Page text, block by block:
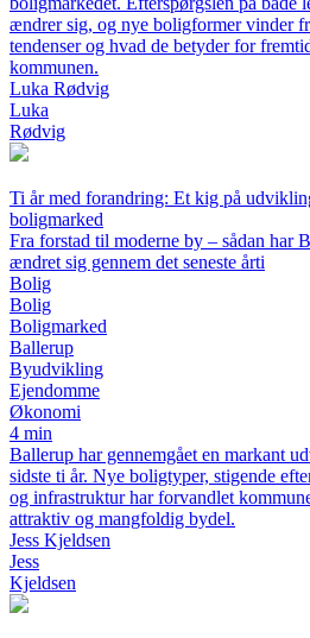
ændrer sig, og nye boligformer vinder
tendenser og hvad de betyder for
kommunen.
Luka Rødvig
Luka
Rødvig
Ti år med forandring: Et kig på
boligmarked
Fra forstad til moderne by – sådan har
ændret sig gennem det seneste årti
Bolig
Bolig
Boligmarked
Ballerup
Byudvikling
Ejendomme
Økonomi
4 min
Ballerup har gennemgået en markant
sidste ti år. Nye boligtyper, stigende
og infrastruktur har forvandlet
attraktiv og mangfoldig bydel.
Jess Kjeldsen
Jess
Kjeldsen